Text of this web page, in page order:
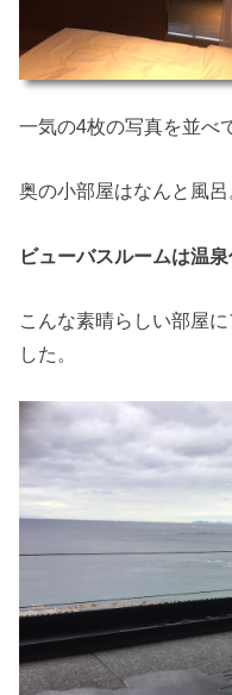
一気の4枚の写真を並べ
奥の小部屋はなんと風
ビューバスルームは温
こんな素晴らしい部屋
した。